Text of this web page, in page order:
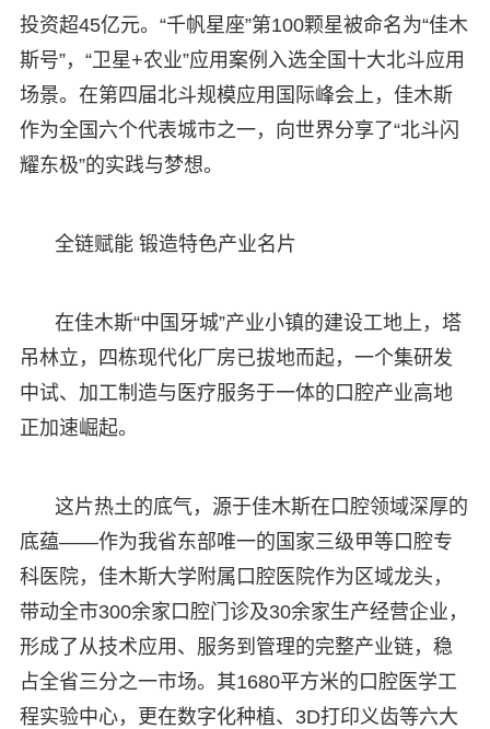
投资超45亿元。“千帆星座”第100颗星被命名为“佳木
斯号”，“卫星+农业”应用案例入选全国十大北斗应用
场景。在第四届北斗规模应用国际峰会上，佳木斯
作为全国六个代表城市之一，向世界分享了“北斗闪
耀东极”的实践与梦想。
全链赋能 锻造特色产业名片
在佳木斯“中国牙城”产业小镇的建设工地上，塔
吊林立，四栋现代化厂房已拔地而起，一个集研发
中试、加工制造与医疗服务于一体的口腔产业高地
正加速崛起。
这片热土的底气，源于佳木斯在口腔领域深厚的
底蕴——作为我省东部唯一的国家三级甲等口腔专
科医院，佳木斯大学附属口腔医院作为区域龙头，
带动全市300余家口腔门诊及30余家生产经营企业，
形成了从技术应用、服务到管理的完整产业链，稳
占全省三分之一市场。其1680平方米的口腔医学工
程实验中心，更在数字化种植、3D打印义齿等六大